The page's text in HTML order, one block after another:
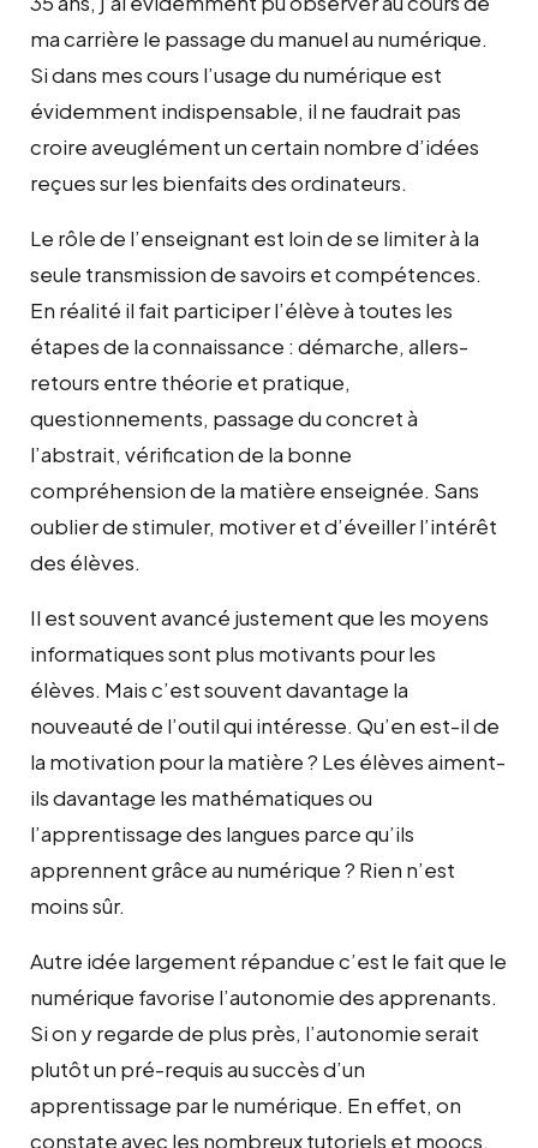
ma carrière le passage du manuel au numérique.
Si dans mes cours l’usage du numérique est
évidemment indispensable, il ne faudrait pas
croire aveuglément un certain nombre d’idées
reçues sur les bienfaits des ordinateurs.
Le rôle de l’enseignant est loin de se limiter à la
seule transmission de savoirs et compétences.
En réalité il fait participer l’élève à toutes les
étapes de la connaissance : démarche, allers-
retours entre théorie et pratique,
questionnements, passage du concret à
l’abstrait, vérification de la bonne
compréhension de la matière enseignée. Sans
oublier de stimuler, motiver et d’éveiller l’intérêt
des élèves.
Il est souvent avancé justement que les moyens
informatiques sont plus motivants pour les
élèves. Mais c’est souvent davantage la
nouveauté de l’outil qui intéresse. Qu’en est-il de
la motivation pour la matière ? Les élèves aiment-
ils davantage les mathématiques ou
l’apprentissage des langues parce qu’ils
apprennent grâce au numérique ? Rien n’est
moins sûr.
Autre idée largement répandue c’est le fait que le
numérique favorise l’autonomie des apprenants.
Si on y regarde de plus près, l’autonomie serait
plutôt un pré-requis au succès d’un
apprentissage par le numérique. En effet, on
constate avec les nombreux tutoriels et moocs,